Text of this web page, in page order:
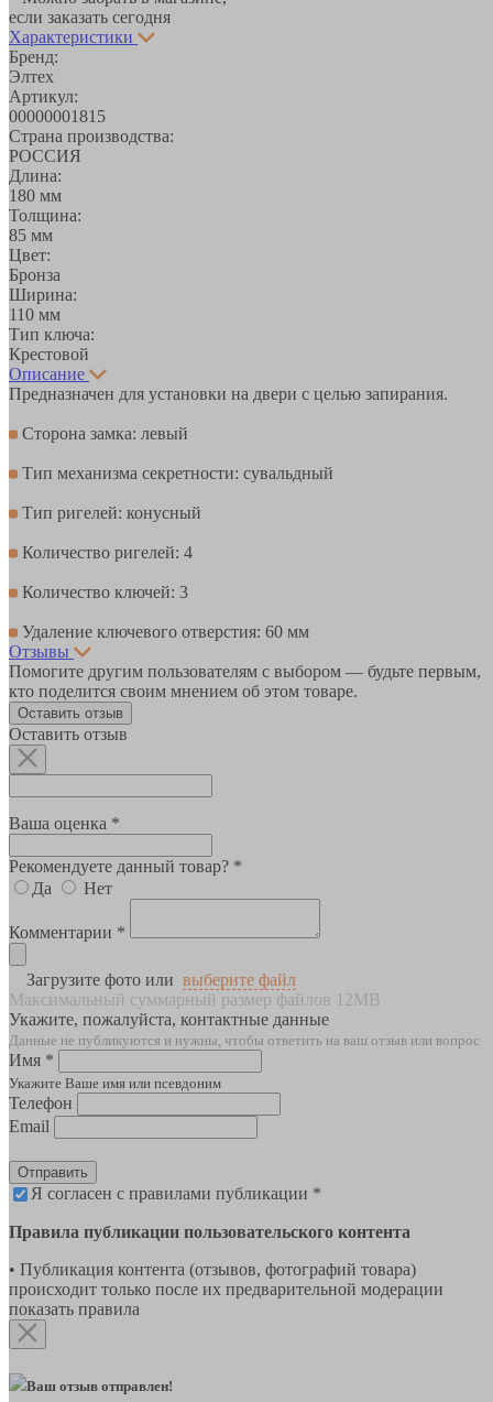
если заказать сегодня
Характеристики
Бренд:
Элтех
Артикул:
00000001815
Страна производства:
РОССИЯ
Длина:
180 мм
Толщина:
85 мм
Цвет:
Бронза
Ширина:
110 мм
Тип ключа:
Крестовой
Описание
Предназначен для установки на двери с целью запирания.
Сторона замка: левый
Тип механизма секретности: сувальдный
Тип ригелей: конусный
Количество ригелей: 4
Количество ключей: 3
Удаление ключевого отверстия: 60 мм
Отзывы
Помогите другим пользователям с выбором — будьте первым,
кто поделится своим мнением об этом товаре.
Оставить отзыв
Оставить отзыв
Ваша оценка *
Рекомендуете данный товар? *
Да
Нет
Комментарии *
Загрузите фото или выберите файл
Максимальный суммарный размер файлов 12MB
Укажите, пожалуйста, контактные данные
Данные не публикуются и нужны, чтобы ответить на ваш отзыв или вопрос
Имя *
Укажите Ваше имя или псевдоним
Телефон
Email
Отправить
Я согласен с правилами публикации *
Правила публикации пользовательского контента
• Публикация контента (отзывов, фотографий товара)
происходит только после их предварительной модерации
показать правила
Ваш отзыв отправлен!